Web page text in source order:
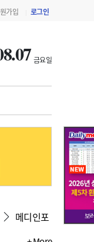
가입 로그인
금요일
과메디인포